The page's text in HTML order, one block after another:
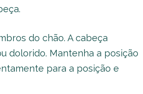
do chão. A cabeça
dolorido. Mantenha a posição
para a posição e